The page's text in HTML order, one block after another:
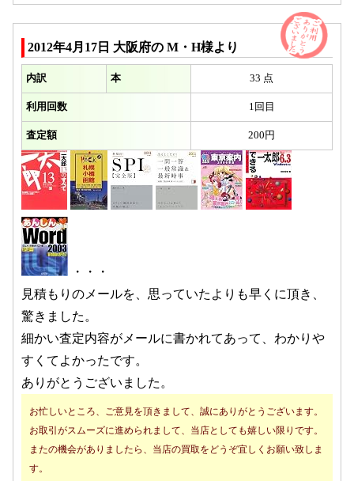
2012年4月17日 大阪府の M・H様より
内訳 本 33 点
利用回数 1回目
査定額 200円
・・・
見積もりのメールを、思っていたよりも早くに頂き、
驚きました。
細かい査定内容がメールに書かれてあって、わかりや
すくてよかったです。
ありがとうございました。
お忙しいところ、ご意見を頂きまして、誠にありがとうございます。
お取引がスムーズに進められまして、当店としても嬉しい限りです。
またの機会がありましたら、当店の買取をどうぞ宜しくお願い致しま
す。